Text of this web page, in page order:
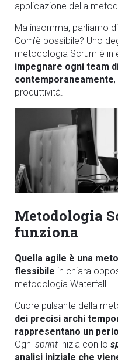
applicazione della
Ma insomma, parliamo
Com’è possibile? Uno
metodologia Scrum è in
impegnare ogni team
contemporaneamente
produttività.
Metodologia
funziona
Quella agile è una
flessibile in chiara
metodologia Waterfall.
Cuore pulsante della
dei precisi archi
rappresentano un
Ogni sprint inizia con lo
analisi iniziale che